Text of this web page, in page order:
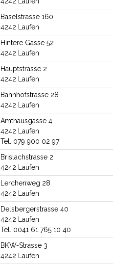
Baselstrasse 160
4242 Laufen
Hintere Gasse 52
4242 Laufen
Hauptstrasse 2
4242 Laufen
Bahnhofstrasse 28
4242 Laufen
Amthausgasse 4
4242 Laufen
Tel. 079 900 02 97
Brislachstrasse 2
4242 Laufen
Lerchenweg 28
4242 Laufen
Delsbergerstrasse 40
4242 Laufen
Tel. 0041 61 765 10 40
BKW-Strasse 3
4242 Laufen